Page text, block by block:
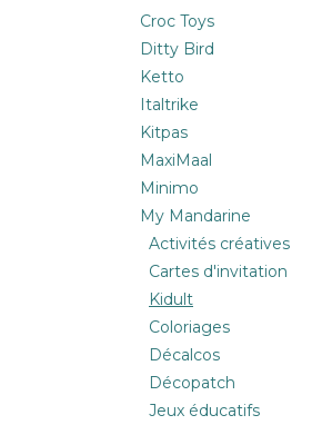
Croc Toys
Ditty Bird
Ketto
Italtrike
Kitpas
MaxiMaal
Minimo
My Mandarine
Activités créatives
Cartes d'invitation
Kidult
Coloriages
Décalcos
Décopatch
Jeux éducatifs